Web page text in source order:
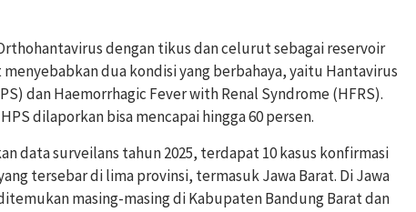
dengan tikus dan celurut sebagai reservoir
dua kondisi yang berbahaya, yaitu Hantavirus
dan Haemorrhagic Fever with Renal Syndrome (HFRS).
dilaporkan bisa mencapai hingga 60 persen.
data surveilans tahun 2025, terdapat 10 kasus konfirmasi
tersebar di lima provinsi, termasuk Jawa Barat. Di Jawa
masing-masing di Kabupaten Bandung Barat dan